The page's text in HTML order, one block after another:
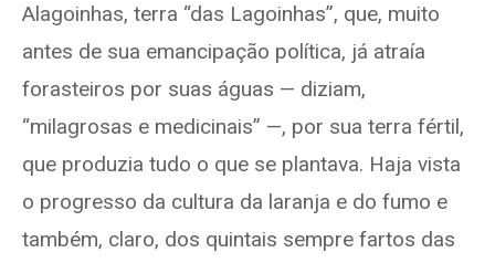
ce
b
o
o
k
e
gr
a
m
at
s
A
p
p
ar
e
Alagoinhas, terra “das Lagoinhas”, que, muito
antes de sua emancipação política, já atraía
forasteiros por suas águas — diziam,
“milagrosas e medicinais” —, por sua terra fértil,
que produzia tudo o que se plantava. Haja vista
o progresso da cultura da laranja e do fumo e
também, claro, dos quintais sempre fartos das